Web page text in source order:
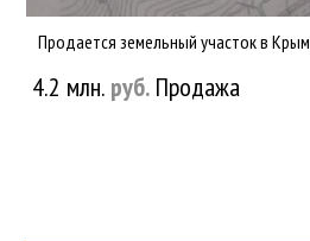
4.2 млн. руб. Продажа